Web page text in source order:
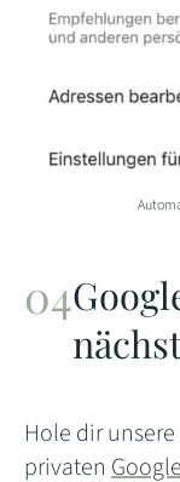
Hole dir
privaten